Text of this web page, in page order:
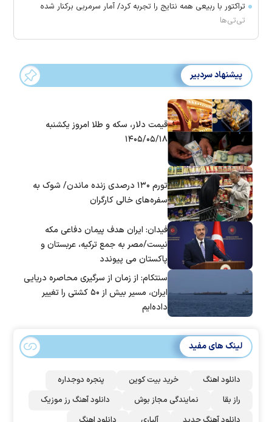
تراکتور با ربیعی همه نتایج را تجربه کرد/ آمار سرمربی برکنار شده
تی‌تی‌ها
پیشنهاد سردبیر
قیمت دلار، سکه و طلا امروز یکشنبه
۱۴۰۵/۰۵/۱۸
تورم ۱۳۰ درصدی زنده ماندن/ شوک به
سفره‌های خالی کارگران
فیدان: ایران هدف پیمان دفاعی مکه
نیست/مصر به جمع ترکیه، عربستان و
پاکستان می پیوندد
سنتکام: از زمان از سرگیری محاصره دریایی
ایران، مسیر بیش از ۵۰ کشتی را تغییر
داده‌ایم
لینک های مفید
دانلود اهنگ خرید بیت کوین
پنجره دوجداره
راز بقا
نمایندگی مجاز بوش
دانلود آهنگ رز‌ موزیک